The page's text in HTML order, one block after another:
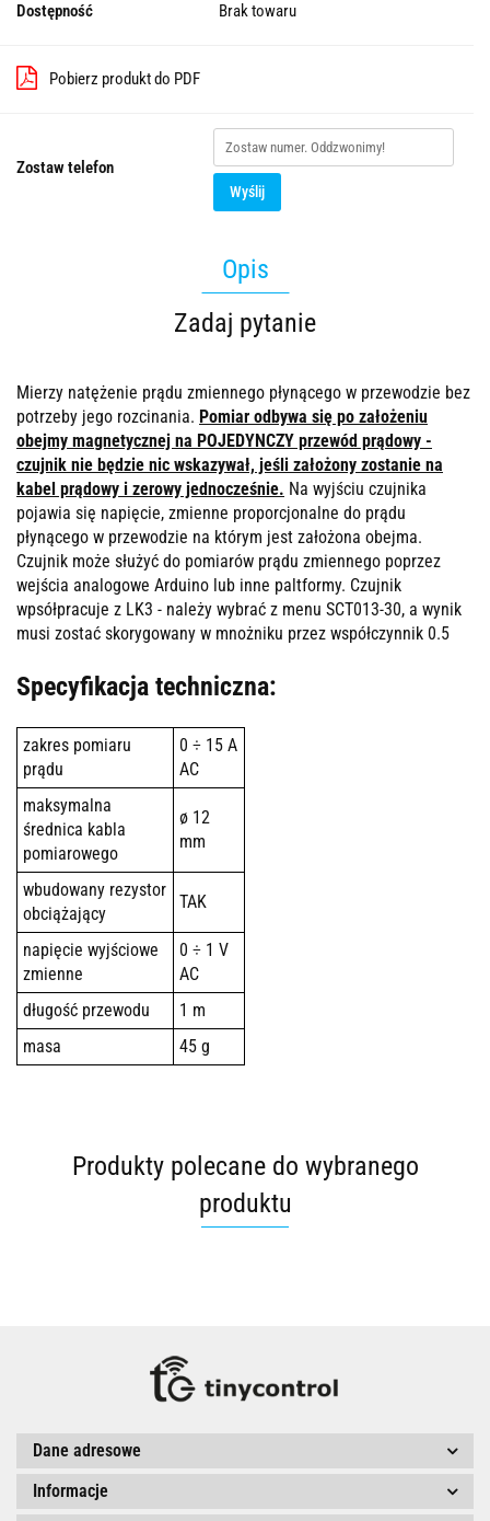
Dostępność Brak towaru
Pobierz produkt do PDF
Zostaw telefon
Wyślij
Opis
Zadaj pytanie
Mierzy natężenie prądu zmiennego płynącego w przewodzie bez
potrzeby jego rozcinania. Pomiar odbywa się po założeniu
obejmy magnetycznej na POJEDYNCZY przewód prądowy -
czujnik nie będzie nic wskazywał, jeśli założony zostanie na
kabel prądowy i zerowy jednocześnie. Na wyjściu czujnika
pojawia się napięcie, zmienne proporcjonalne do prądu
płynącego w przewodzie na którym jest założona obejma.
Czujnik może służyć do pomiarów prądu zmiennego poprzez
wejścia analogowe Arduino lub inne paltformy. Czujnik
wpsółpracuje z LK3 - należy wybrać z menu SCT013-30, a wynik
musi zostać skorygowany w mnożniku przez współczynnik 0.5
Specyfikacja techniczna:
zakres pomiaru
prądu
0 ÷ 15 A
AC
maksymalna
średnica kabla
pomiarowego
ø 12
mm
wbudowany rezystor
obciążający
TAK
napięcie wyjściowe
zmienne
0 ÷ 1 V
AC
długość przewodu
1 m
masa
45 g
Produkty polecane do wybranego
produktu
Dane adresowe
Informacje